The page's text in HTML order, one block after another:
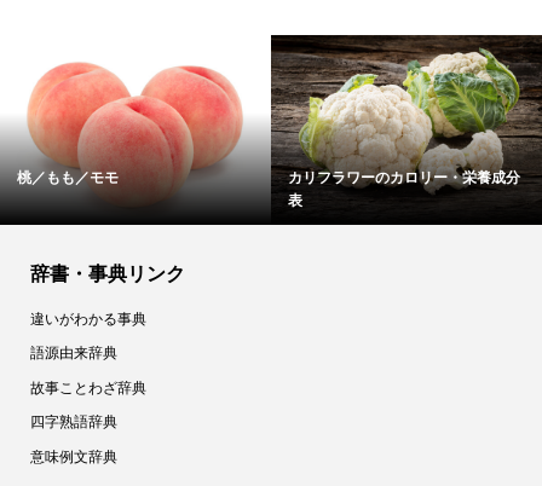
桃／もも／モモ
カリフラワーのカロリー・栄養成分
表
辞書・事典リンク
違いがわかる事典
語源由来辞典
故事ことわざ辞典
四字熟語辞典
意味例文辞典